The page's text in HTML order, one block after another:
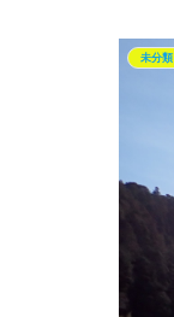
未分類